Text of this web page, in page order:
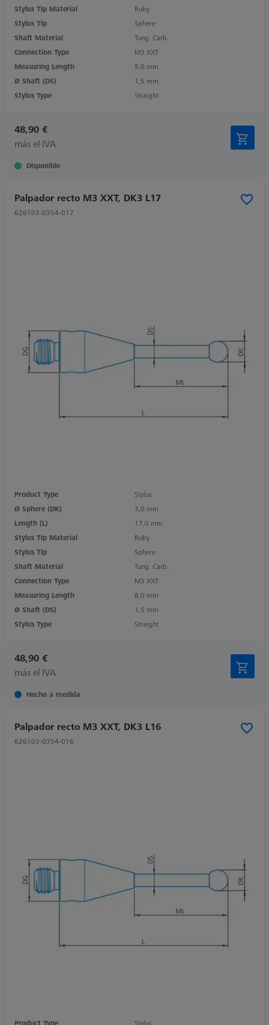
Stylus Tip Material
Ruby
Stylus Tip
Sphere
Shaft Material
Tung. Carb.
Connection Type
M3 XXT
Measuring Length
9,0 mm
Ø Shaft (DS)
1,5 mm
Stylus Type
Straight
48,90 €
más el IVA
Disponible
Palpador recto M3 XXT, DK3 L17
626103-0354-017
Product Type
Stylus
Ø Sphere (DK)
3,0 mm
Length (L)
17,0 mm
Stylus Tip Material
Ruby
Stylus Tip
Sphere
Shaft Material
Tung. Carb.
Connection Type
M3 XXT
Measuring Length
8,0 mm
Ø Shaft (DS)
1,5 mm
Stylus Type
Straight
48,90 €
más el IVA
Hecho a medida
Palpador recto M3 XXT, DK3 L16
626103-0354-016
Product Type Stylus